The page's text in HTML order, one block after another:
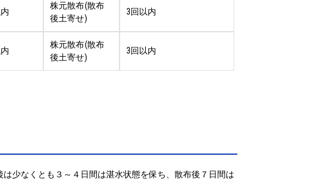
株元散布(散布
後土寄せ)
3回以内
株元散布(散布
後土寄せ)
3回以内
少なくとも３～４日間は湛水状態を保ち、散布後７日間は